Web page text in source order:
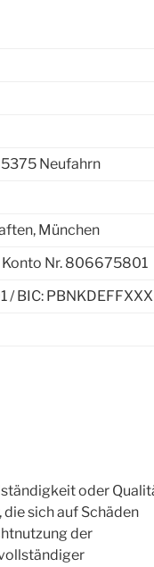
Neufahrn
München
Nr. 806675801
BIC: PBNKDEFFXXX
oder
sich auf Schäden
der